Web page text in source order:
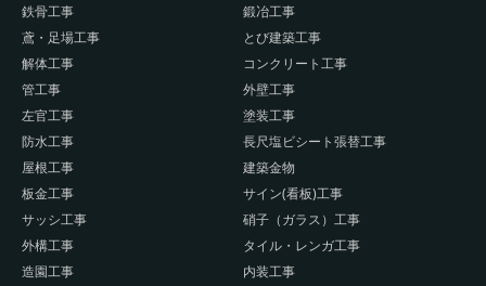
鉄骨工事
鍛冶工事
鳶・足場工事
とび建築工事
解体工事
コンクリート工事
管工事
外壁工事
左官工事
塗装工事
防水工事
長尺塩ビシート張替工事
屋根工事
建築金物
板金工事
サイン(看板)工事
サッシ工事
硝子（ガラス）工事
外構工事
タイル・レンガ工事
造園工事
内装工事